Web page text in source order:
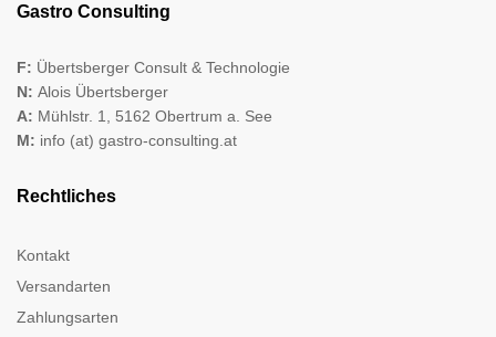
Gastro Consulting
F: Übertsberger Consult & Technologie
N: Alois Übertsberger
A: Mühlstr. 1, 5162 Obertrum a. See
M: info (at) gastro-consulting.at
Rechtliches
Kontakt
Versandarten
Zahlungsarten